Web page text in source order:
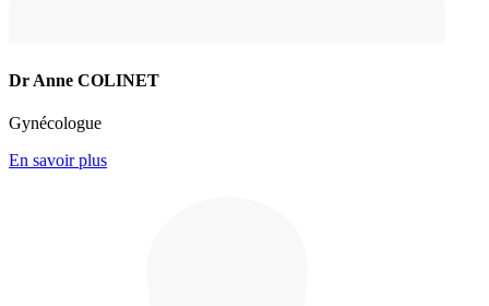
Dr Anne COLINET
Gynécologue
En savoir plus